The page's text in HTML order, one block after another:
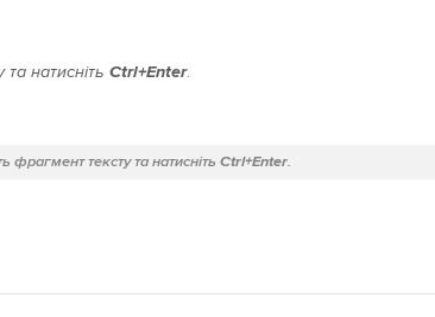
натисніть Ctrl+Enter.
тексту та натисніть Ctrl+Enter.